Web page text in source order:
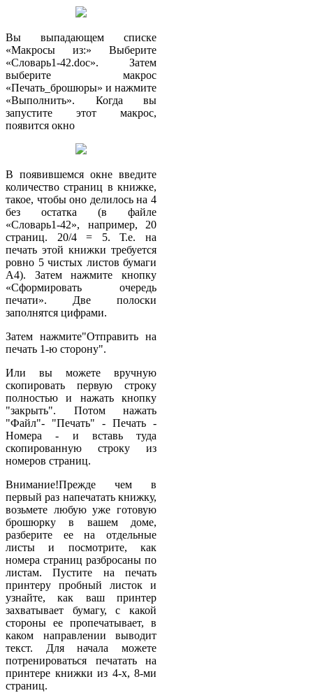
Вы выпадающем списке
«Макросы из:» Выберите
«Словарь1-42.doc». Затем
выберите макрос
«Печать_брошюры» и нажмите
«Выполнить». Когда вы
запустите этот макрос,
появится окно
В появившемся окне введите
количество страниц в книжке,
такое, чтобы оно делилось на 4
без остатка (в файле
«Словарь1-42», например, 20
страниц. 20/4 = 5. Т.е. на
печать этой книжки требуется
ровно 5 чистых листов бумаги
А4). Затем нажмите кнопку
«Сформировать очередь
печати». Две полоски
заполнятся цифрами.
Затем нажмите"Отправить на
печать 1-ю сторону".
Или вы можете вручную
скопировать первую строку
полностью и нажать кнопку
"закрыть". Потом нажать
"Файл"- "Печать" - Печать -
Номера - и вставь туда
скопированную строку из
номеров страниц.
Внимание!Прежде чем в
первый раз напечатать книжку,
возьмете любую уже готовую
брошюрку в вашем доме,
разберите ее на отдельные
листы и посмотрите, как
номера страниц разбросаны по
листам. Пустите на печать
принтеру пробный листок и
узнайте, как ваш принтер
захватывает бумагу, с какой
стороны ее пропечатывает, в
каком направлении выводит
текст. Для начала можете
потренироваться печатать на
принтере книжки из 4-х, 8-ми
страниц.